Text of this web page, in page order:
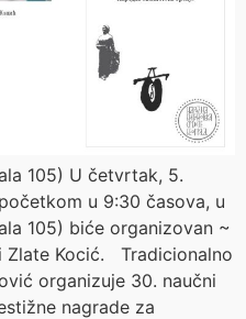
105) U četvrtak, 5.
u 9:30 časova, u
105) biće organizovan ~
Zlate Kocić. Tradicionalno
organizuje 30. naučni
nagrade za